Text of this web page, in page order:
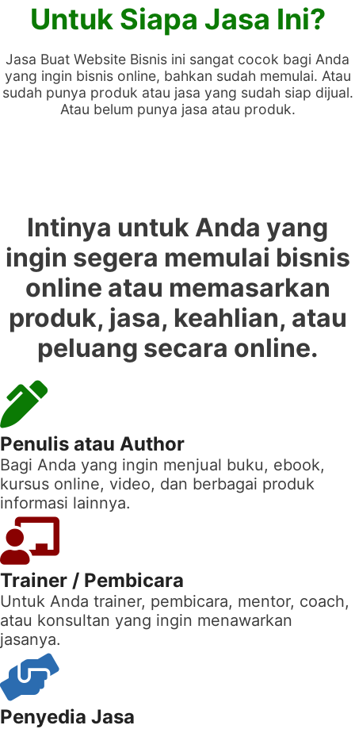
Untuk Siapa Jasa Ini?
Jasa Buat Website Bisnis ini sangat cocok bagi Anda
yang ingin bisnis online, bahkan sudah memulai. Atau
sudah punya produk atau jasa yang sudah siap dijual.
Atau belum punya jasa atau produk.
Intinya untuk Anda yang
ingin segera memulai bisnis
online atau memasarkan
produk, jasa, keahlian, atau
peluang secara online.
Penulis atau Author
Bagi Anda yang ingin menjual buku, ebook,
kursus online, video, dan berbagai produk
informasi lainnya.
Trainer / Pembicara
Untuk Anda trainer, pembicara, mentor, coach,
atau konsultan yang ingin menawarkan
jasanya.
Penyedia Jasa